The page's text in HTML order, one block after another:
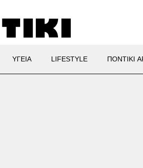
ΥΓΕΙΑ LIFESTYLE ΠΟΝΤΙΚΙ